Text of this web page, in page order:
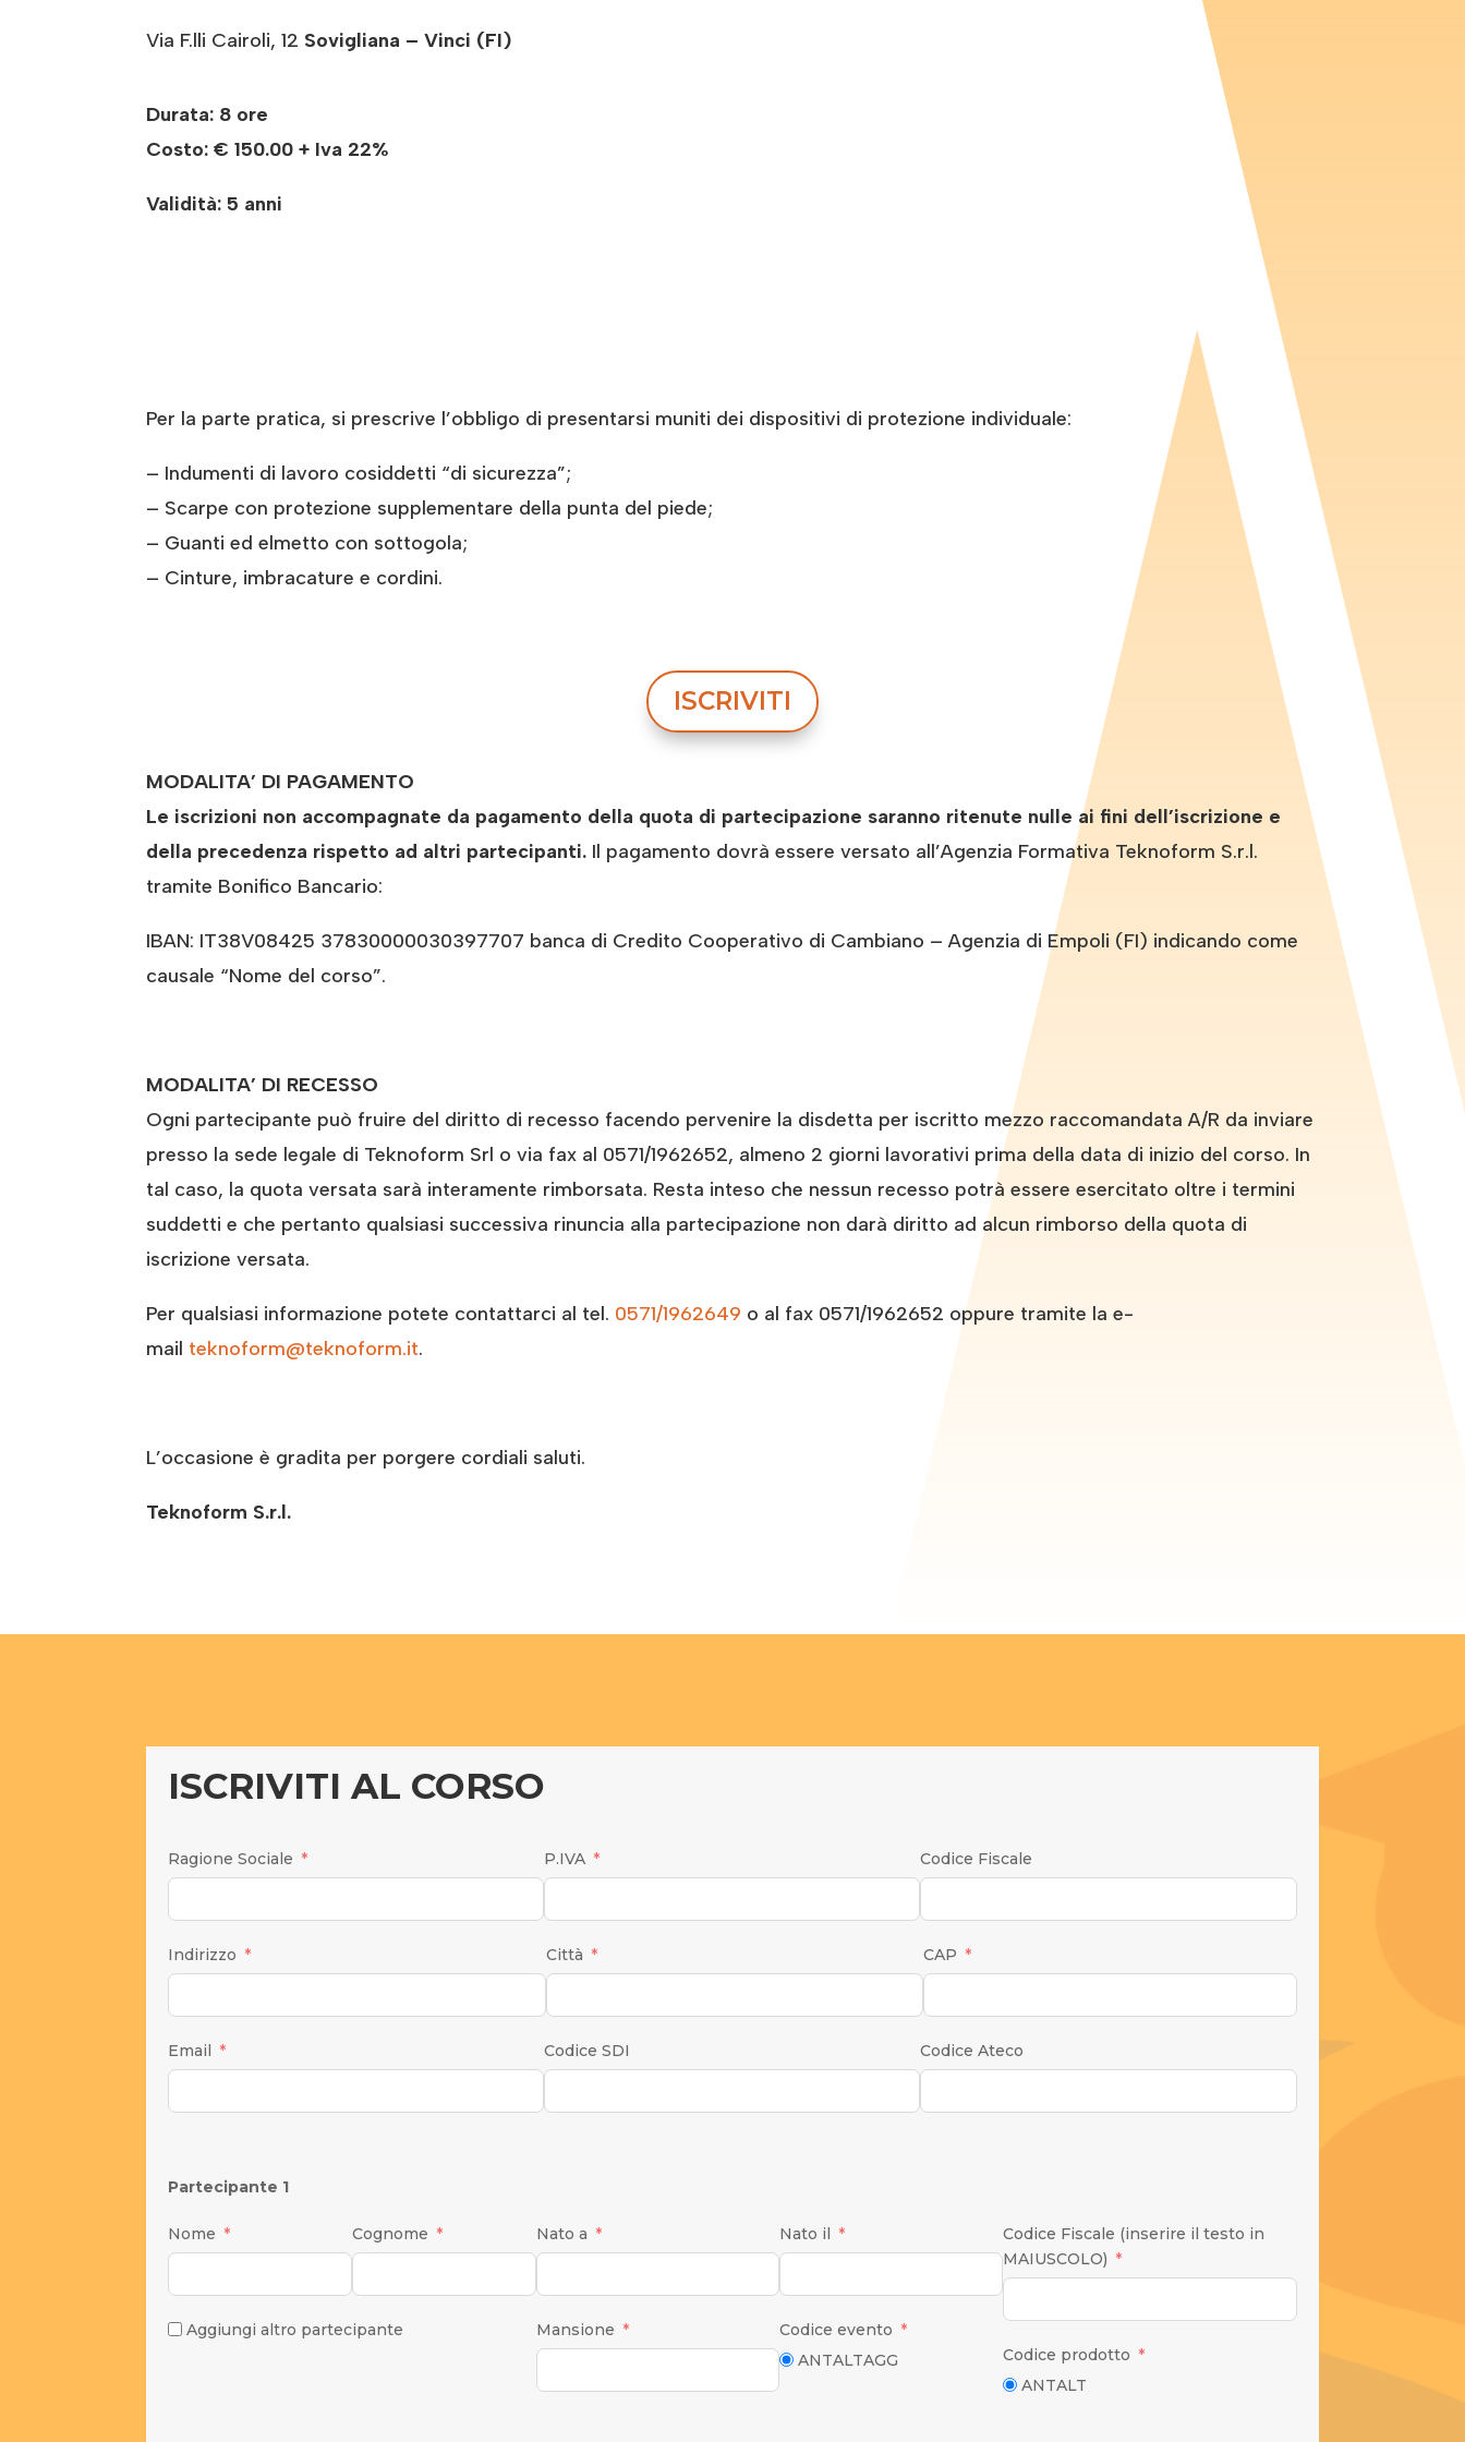
Via F.lli Cairoli, 12 Sovigliana – Vinci (FI)
Durata: 8 ore
Costo:€ 150.00 + Iva 22%
Validità: 5 anni
Per la parte pratica, si prescrive l’obbligo di presentarsi muniti dei dispositivi di protezione individuale:
– Indumenti di lavoro cosiddetti “di sicurezza”;
– Scarpe con protezione supplementare della punta del piede;
– Guanti ed elmetto con sottogola;
– Cinture, imbracature e cordini.
ISCRIVITI
MODALITA’ DI PAGAMENTO
Le iscrizioni non accompagnate da pagamento della quota di partecipazione saranno ritenute nulle ai fini dell’iscrizione e
della precedenza rispetto ad altri partecipanti. Il pagamento dovrà essere versato all’Agenzia Formativa Teknoform S.r.l.
tramite Bonifico Bancario:
IBAN: IT38V08425 37830000030397707 banca di Credito Cooperativo di Cambiano – Agenzia di Empoli (FI) indicando come
causale “Nome del corso”.
MODALITA’ DI RECESSO
Ogni partecipante può fruire del diritto di recesso facendo pervenire la disdetta per iscritto mezzo raccomandata A/R da inviare
presso la sede legale di Teknoform Srl o via fax al 0571/1962652, almeno 2 giorni lavorativi prima della data di inizio del corso. In
tal caso, la quota versata sarà interamente rimborsata. Resta inteso che nessun recesso potrà essere esercitato oltre i termini
suddetti e che pertanto qualsiasi successiva rinuncia alla partecipazione non darà diritto ad alcun rimborso della quota di
iscrizione versata.
Per qualsiasi informazione potete contattarci al tel. 0571/1962649 o al fax 0571/1962652 oppure tramite la e-
mail teknoform@teknoform.it.
L’occasione è gradita per porgere cordiali saluti.
Teknoform S.r.l.
ISCRIVITI AL CORSO
Ragione Sociale P.IVA Codice Fiscale
Indirizzo Città CAP
Email Codice SDI Codice Ateco
Partecipante 1
Nome Cognome
Aggiungi altro partecipante
Nato a
Mansione
Nato il
Codice evento
ANTALTAGG
Codice Fiscale (inserire il testo in
MAIUSCOLO)
Codice prodotto
ANTALT